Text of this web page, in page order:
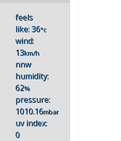
feels
like: 36°c
wind:
13km/h
nnw
humidity:
62%
pressure:
1010.16mbar
uv index:
0